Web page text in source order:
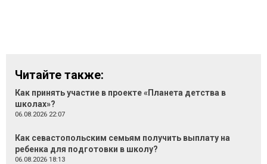
Читайте также:
Как принять участие в проекте «Планета детства в
школах»?
06.08.2026 22:07
Как севастопольским семьям получить выплату на
ребенка для подготовки в школу?
06.08.2026 18:13